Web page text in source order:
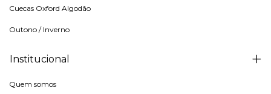
Cuecas Oxford Algodão
Outono / Inverno
Institucional
Quem somos